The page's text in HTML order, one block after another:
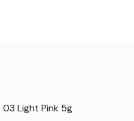
03 Light Pink 5g